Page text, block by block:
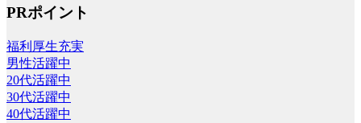
PRポイント
福利厚生充実
男性活躍中
20代活躍中
30代活躍中
40代活躍中